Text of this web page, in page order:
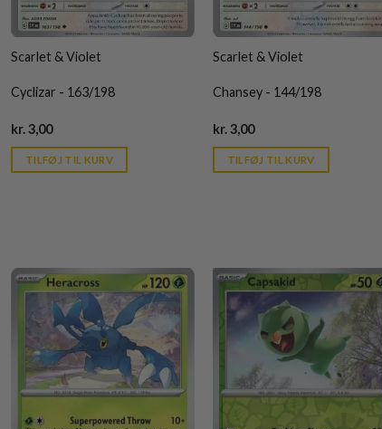
Scarlet & Violet
Cyclizar - 163/198
kr.3,00Current
is:
kr. 39,95.
TILFØJ TIL KURV
Scarlet & Violet
Chansey - 144/198
kr.3,00Current
is:
kr. 39,95.
TILFØJ TIL KURV